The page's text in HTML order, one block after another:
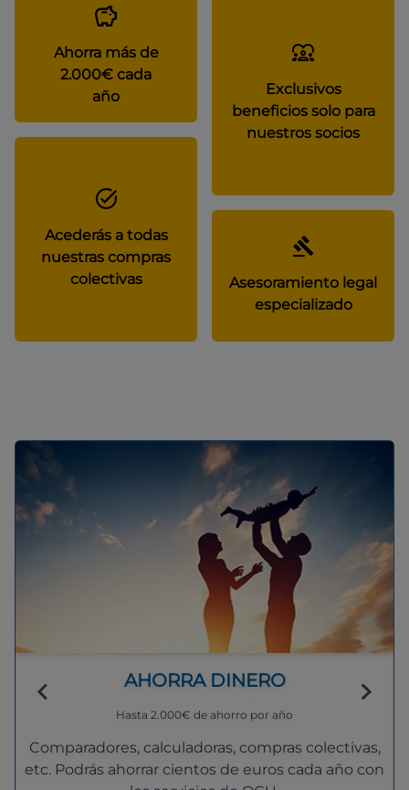
Ahorra más de
2.000€ cada
año
Exclusivos
beneficios solo para
nuestros socios
Acederás a todas
nuestras compras
colectivas
Asesoramiento legal
especializado
AHORRA DINERO
Hasta 2.000€ de ahorro por año
Comparadores, calculadoras, compras colectivas,
etc. Podrás ahorrar cientos de euros cada año con